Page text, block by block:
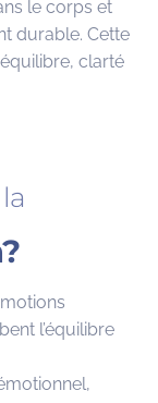
le corps et
durable. Cette
clarté
l’équilibre